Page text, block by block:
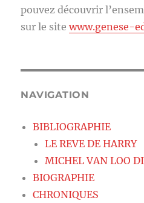
pouvez découvrir
sur le sitewww.genese-
NAVIGATION
BIBLIOGRAPHIE
LE REVE DE HARRY
MICHEL VAN LOO
BIOGRAPHIE
CHRONIQUES